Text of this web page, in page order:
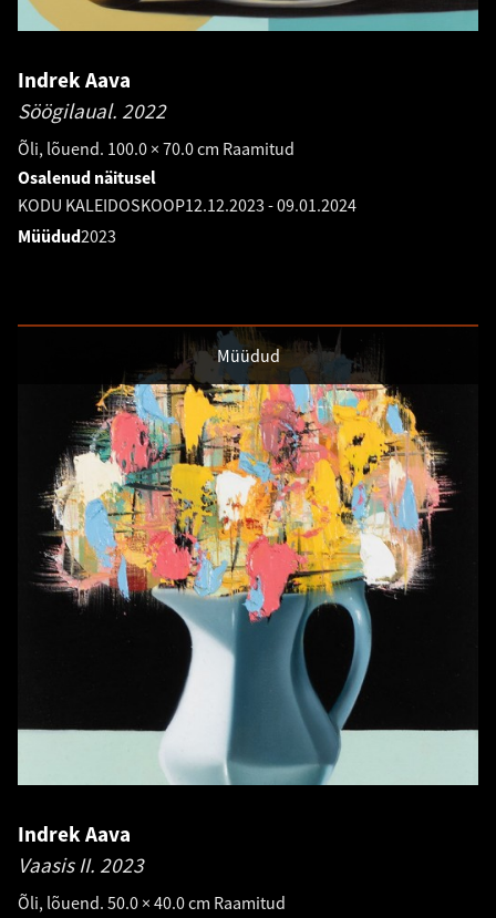
Indrek Aava
Söögilaual. 2022
Õli, lõuend. 100.0 × 70.0 cm Raamitud
Osalenud näitusel
KODU KALEIDOSKOOP12.12.2023 -09.01.2024
Müüdud2023
Müüdud
Indrek Aava
Vaasis II. 2023
Õli, lõuend. 50.0 × 40.0 cm Raamitud